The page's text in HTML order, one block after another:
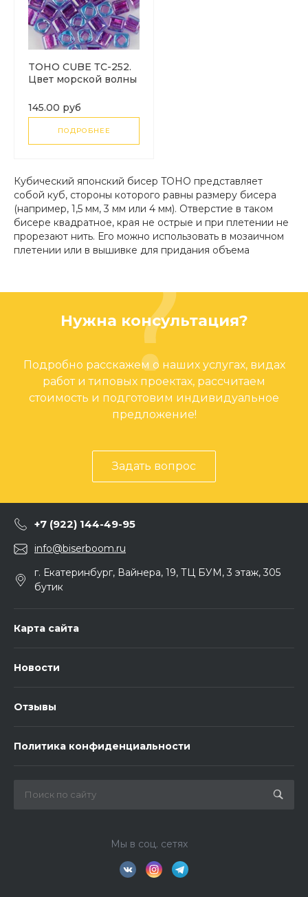
TOHO CUBE ТC-252.
Цвет морской волны
линией (Inside-Color
Aqua/Purple-Lined)
145.00 руб
ПОДРОБНЕЕ
Кубический японский бисер TOHO представляет
собой куб, стороны которого равны размеру бисера
(например, 1,5 мм, 3 мм или 4 мм). Отверстие в таком
бисере квадратное, края не острые и при плетении не
прорезают нить. Его можно использовать в мозаичном
плетении или в вышивке для придания объема
Нужна консультация?
Подробно расскажем о наших услугах, видах
работ и типовых проектах, рассчитаем
стоимость и подготовим индивидуальное
предложение!
Задать вопрос
+7 (922) 144-49-95
info@biserboom.ru
г. Екатеринбург, Вайнера, 19, ТЦ БУМ, 3 этаж, 305
бутик
Карта сайта
Новости
Отзывы
Политика конфиденциальности
Мы в соц. сетях